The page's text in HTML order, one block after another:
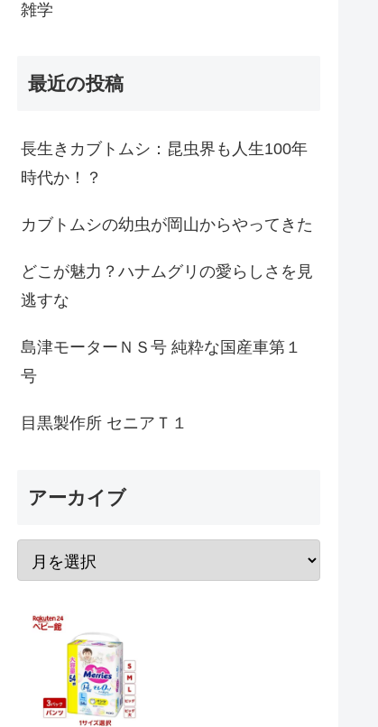
雑学
最近の投稿
長生きカブトムシ：昆虫界も人生100年
時代か！？
カブトムシの幼虫が岡山からやってきた
どこが魅力？ハナムグリの愛らしさを見
逃すな
島津モーターＮＳ号 純粋な国産車第１
号
目黒製作所 セニアＴ１
アーカイブ